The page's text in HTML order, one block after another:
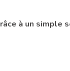
à un simple